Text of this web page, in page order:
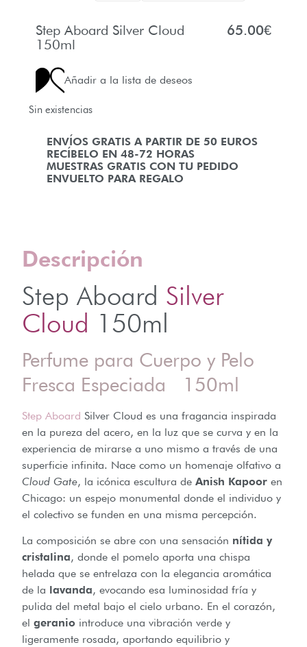
Step Aboard Silver Cloud
150ml
65.00€
Añadir a la lista de deseos
ENVÍOS GRATIS A PARTIR DE 50 EUROS
RECÍBELO EN 48-72 HORAS
MUESTRAS GRATIS CON TU PEDIDO
ENVUELTO PARA REGALO
Sin existencias
Descripción
Step Aboard Silver
Cloud 150ml
Perfume para Cuerpo y Pelo
Fresca Especiada 150ml
Step Aboard Silver Cloud es una fragancia inspirada
en la pureza del acero, en la luz que se curva y en la
experiencia de mirarse a uno mismo a través de una
superficie infinita. Nace como un homenaje olfativo a
Cloud Gate, la icónica escultura de Anish Kapoor en
Chicago: un espejo monumental donde el individuo y
el colectivo se funden en una misma percepción.
La composición se abre con una sensación nítida y
cristalina, donde el pomelo aporta una chispa
helada que se entrelaza con la elegancia aromática
de la lavanda, evocando esa luminosidad fría y
pulida del metal bajo el cielo urbano. En el corazón,
el geranio introduce una vibración verde y
ligeramente rosada, aportando equilibrio y